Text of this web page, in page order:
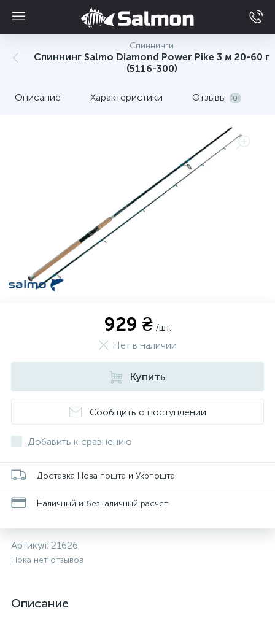
Спиннинги
Спиннинг Salmo Diamond Power Pike 3 м 20-60 г
(5116-300)
Описание Характеристики Отзывы 0
929 ₴ /шт.
Нет в наличии
Купить
Сообщить о поступлении
Добавить к сравнению
Доставка Нова пошта и Укрпошта
Наличный и безналичный расчет
Артикул: 21626
Пока нет отзывов
Описание